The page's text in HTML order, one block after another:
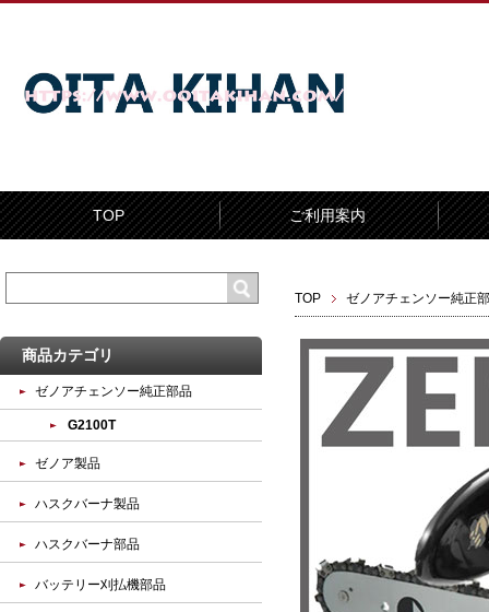
TOP ご利用案内
TOP ゼノアチェンソー純正
商品カテゴリ
ゼノアチェンソー純正部品
G2100T
ゼノア製品
ハスクバーナ製品
ハスクバーナ部品
バッテリー刈払機部品